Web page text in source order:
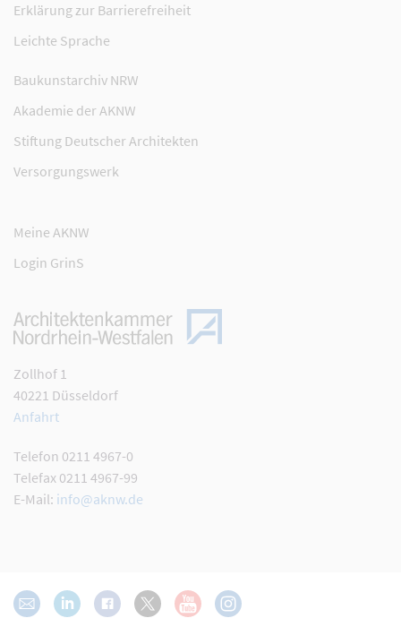
Erklärung zur Barrierefreiheit
Leichte Sprache
Baukunstarchiv NRW
Akademie der AKNW
Stiftung Deutscher Architekten
Versorgungswerk
Meine AKNW
Login GrinS
Zollhof 1
40221 Düsseldorf
Anfahrt
Telefon 0211 4967-0
Telefax 0211 4967-99
E-Mail: info@aknw.de